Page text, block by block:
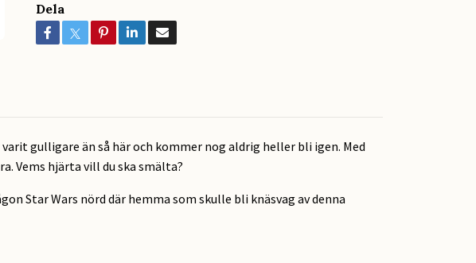
Dela
gulligare än så här och kommer nog aldrig heller bli igen. Med
Vems hjärta vill du ska smälta?
Star Wars nörd där hemma som skulle bli knäsvag av denna